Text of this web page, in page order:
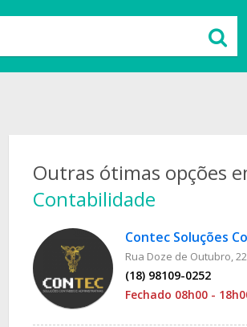
Outras ótimas opções
Contabilidade
Rua Doze de Outubro,
(18) 98109-0252
Fechado 08h00 -